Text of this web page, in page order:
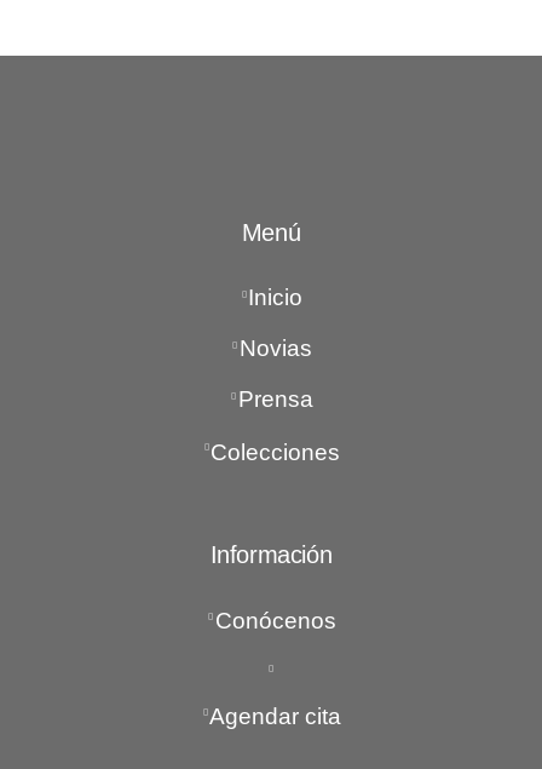
Menú
Inicio
Novias
Prensa
Colecciones
Información
Conócenos
Agendar cita